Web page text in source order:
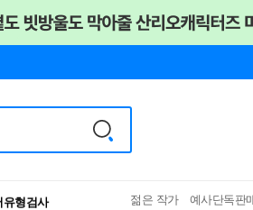
유형검사
젊은 작가 예사단독판